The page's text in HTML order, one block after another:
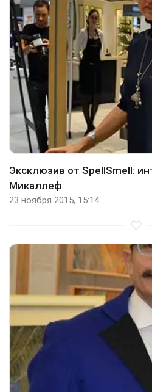
Эксклюзив от SpellSmell:
Микаллеф
23 ноября 2015, 15:14